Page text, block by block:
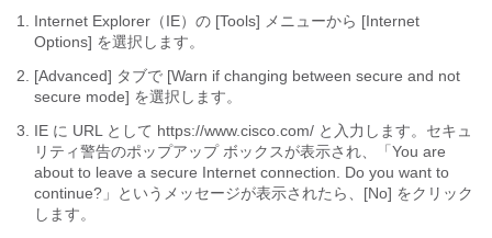
Internet Explorer（IE）の [Tools] メニューから [Internet
Options] を選択します。
[Advanced] タブで [Warn if changing between secure and not
secure mode] を選択します。
IE に URL として https://www.cisco.com/ と入力します。セキュ
リティ警告のポップアップ ボックスが表示され、「You are
about to leave a secure Internet connection. Do you want to
continue?」というメッセージが表示されたら、[No] をクリック
します。